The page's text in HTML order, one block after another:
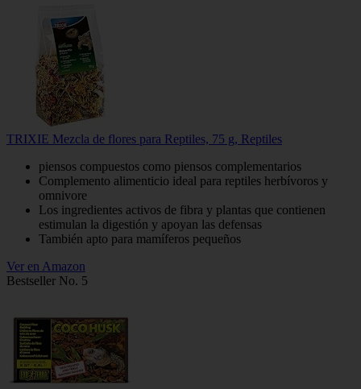
TRIXIE Mezcla de flores para Reptiles, 75 g, Reptiles
piensos compuestos como piensos complementarios
Complemento alimenticio ideal para reptiles herbívoros y
omnivore
Los ingredientes activos de fibra y plantas que contienen
estimulan la digestión y apoyan las defensas
También apto para mamíferos pequeños
Ver en Amazon
Bestseller No. 5